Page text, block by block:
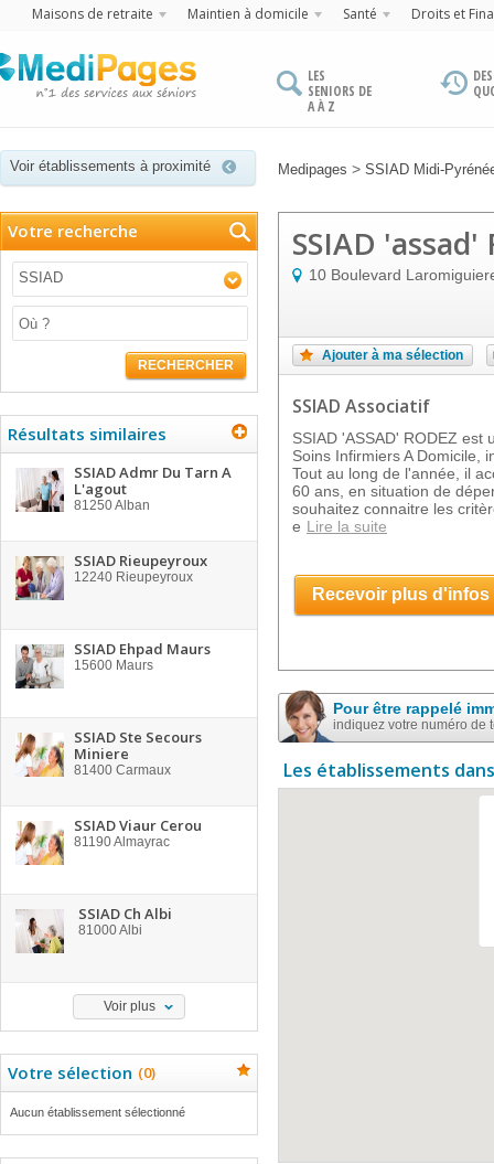
Maisons de retraite Maintien à domicile Santé Droits et
LES
SENIORS DE
A À Z
Voir établissements à proximité Medipages > SSIAD Midi-
Votre recherche
SSIAD
RECHERCHER
Résultats similaires
SSIAD Admr Du Tarn A
L'agout
81250Alban
SSIAD Rieupeyroux
12240 Rieupeyroux
SSIAD Ehpad Maurs
15600 Maurs
SSIAD Ste Secours
Miniere
81400 Carmaux
SSIAD Viaur Cerou
81190Almayrac
SSIAD Ch Albi
81000Albi
Voir plus
Votre sélection (0)
Aucun établissement sélectionné
SSIAD 'assad'
10 Boulevard
Ajouter à ma sélection
SSIAD Associatif
SSIAD 'ASSAD' RODEZ est
Soins Infirmiers A Domicile,
Tout au long de l'année, il
60 ans, en situation de
souhaitez connaitre les
e Lire la suite
Recevoir plus d'infos
Pour être rappelé
indiquez votre numéro de
Les établissements